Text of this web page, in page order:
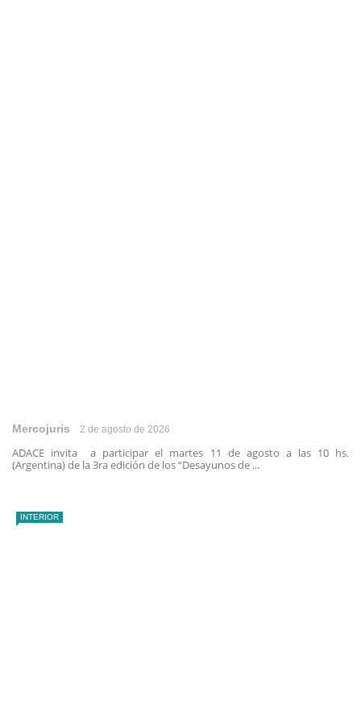
Mercojuris 2 de agosto de 2026
ADACE invita a participar el martes 11 de agosto a las 10 hs.
(Argentina) de la 3ra edición de los “Desayunos de ...
INTERIOR